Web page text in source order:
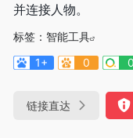
并连接人物。
标签： 智能工具
1+
0 0
链接直达